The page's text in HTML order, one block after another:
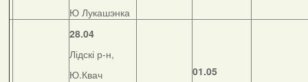
Ю Лукашэнка
28.04
Лідскі р-н,
Ю.Квач
01.05